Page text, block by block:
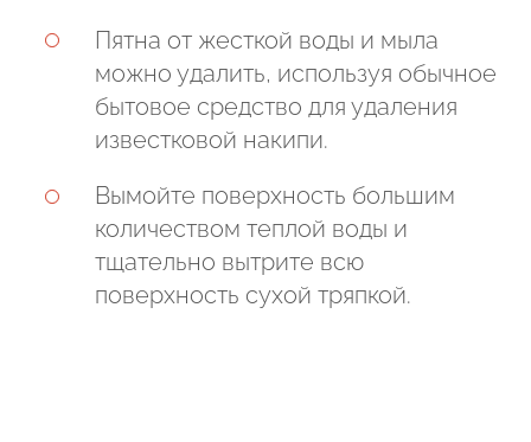
Пятна от жесткой воды и мыла
можно удалить, используя обычное
бытовое средство для удаления
известковой накипи.
Вымойте поверхность большим
количеством теплой воды и
тщательно вытрите всю
поверхность сухой тряпкой.